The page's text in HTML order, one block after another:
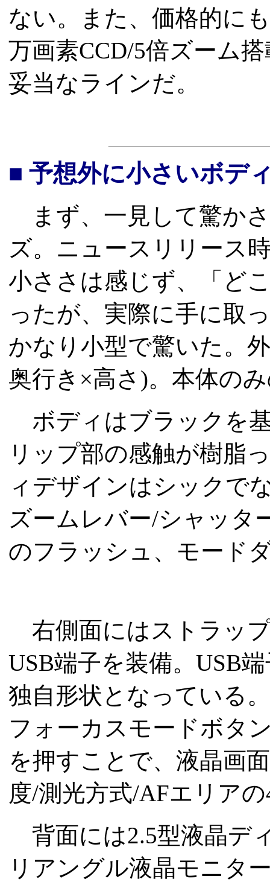
ない。また、価格的に
万画素CCD/5倍ズーム
妥当なラインだ。
■ 予想外に小さいボデ
まず、一見して驚か
ズ。ニュースリリース
小ささは感じず、「ど
ったが、実際に手に取
かなり小型で驚いた。
奥行き×高さ)。本体の
ボディはブラックを
リップ部の感触が樹脂
ィデザインはシックで
ズームレバー/シャッタ
のフラッシュ、モード
右側面にはストラッ
USB端子を装備。USB
独自形状となっている
フォーカスモードボタ
を押すことで、液晶画
度/測光方式/AFエリア
背面には2.5型液晶デ
リアングル液晶モニタ